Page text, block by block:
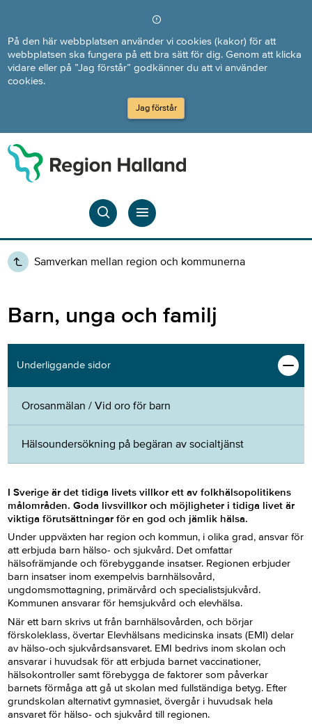
På den här webbplatsen använder vi cookies (kakor) för att
webbplatsen ska fungera på ett bra sätt för dig. Genom att klicka
vidare eller på ”Jag förstår” godkänner du att vi använder
cookies.
Jag förstår
Samverkan mellan region och kommunerna
Barn, unga och familj
Underliggande sidor
Orosanmälan / Vid oro för barn
Hälsoundersökning på begäran av socialtjänst
I Sverige ärdet tidiga livets villkor ett av folkhälsopolitikens
målområden. Goda livsvillkor och möjligheter i tidiga livet är
viktiga förutsättningar för en god och jämlik hälsa.
Under uppväxten har region och kommun, i olika grad, ansvar för
att erbjuda barn hälso- och sjukvård. Det omfattar
hälsofrämjande och förebyggande insatser. Regionen erbjuder
barn insatser inom exempelvis barnhälsovård,
ungdomsmottagning, primärvård och specialistsjukvård.
Kommunen ansvarar för hemsjukvård och elevhälsa.
När ett barn skrivs ut från barnhälsovården, och börjar
förskoleklass, övertar Elevhälsans medicinska insats (EMI) delar
av hälso-och sjukvårdsansvaret. EMI bedrivs inom skolan och
ansvarar i huvudsak för att erbjuda barnet vaccinationer,
hälsokontroller samt förebygga de faktorer som påverkar
barnets förmåga att gå ut skolan med fullständiga betyg. Efter
grundskolan alternativt gymnasiet, övergår i huvudsak hela
ansvaret för hälso- och sjukvård till regionen.